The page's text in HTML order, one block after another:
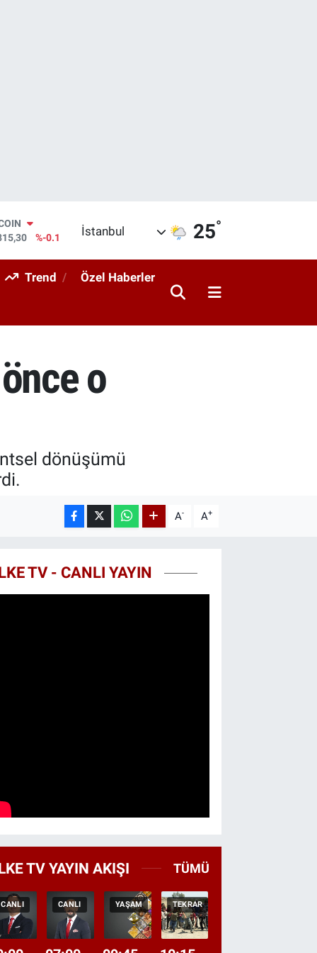
%0.18
%-0.1
İstanbul 25°
Trend Özel Haberler
o
dönüşümü
A- A+
TV - CANLI YAYIN
TV YAYIN AKIŞI TÜMÜ
CANLI CANLI YAŞAM TEKRAR